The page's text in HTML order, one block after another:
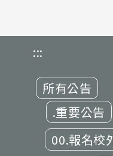
:::
所有公告
.重要公告
00.報名校